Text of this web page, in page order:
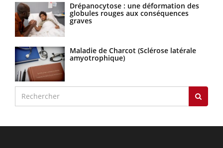
Drépanocytose : une déformation des
globules rouges aux conséquences
graves
Maladie de Charcot (Sclérose latérale
amyotrophique)